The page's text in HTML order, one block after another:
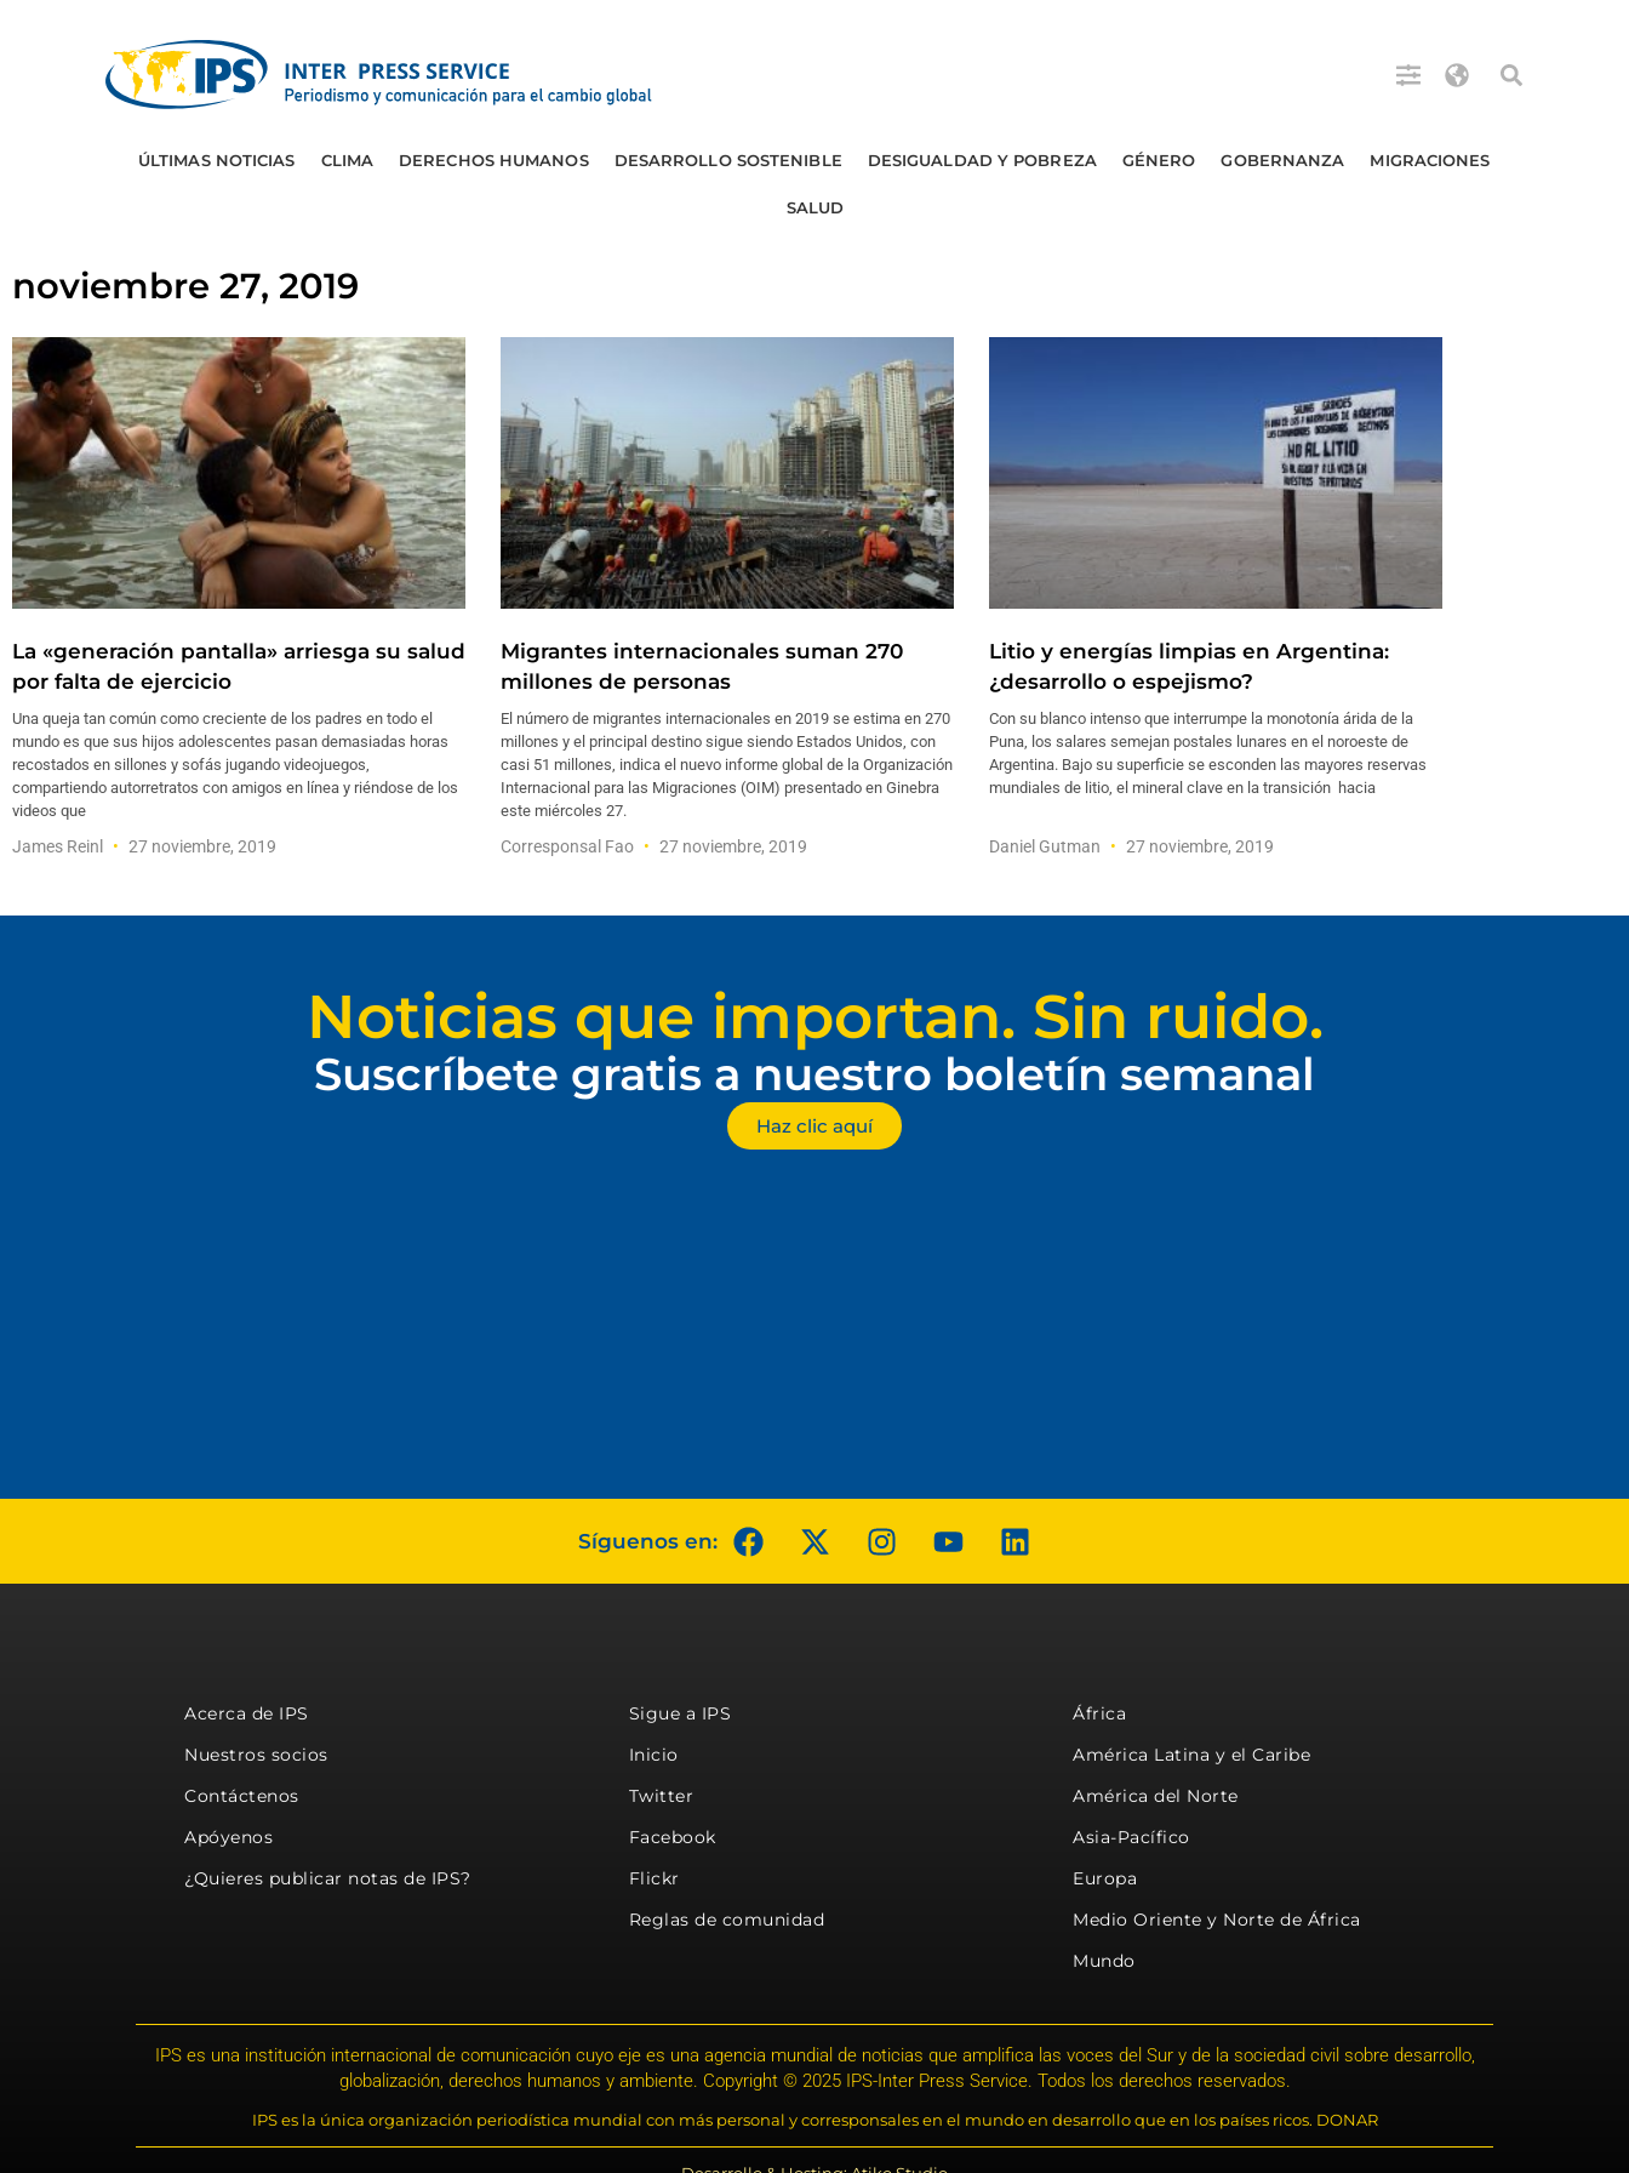
ÚLTIMAS NOTICIAS CLIMA DERECHOS HUMANOS DESARROLLO SOSTENIBLE DESIGUALDAD Y POBREZA GÉNERO GOBERNANZA MIGRACIONES
SALUD
noviembre 27, 2019
La «generación pantalla» arriesga su salud
por falta de ejercicio
Una queja tan común como creciente de los padres en todo el
mundo es que sus hijos adolescentes pasan demasiadas horas
recostados en sillones y sofás jugando videojuegos,
compartiendo autorretratos con amigos en línea y riéndose de los
videos que
James Reinl 27 noviembre, 2019
Migrantes internacionales suman 270
millones de personas
El número de migrantes internacionales en 2019 se estima en 270
millones y el principal destino sigue siendo Estados Unidos, con
casi 51 millones, indica el nuevo informe global de la Organización
Internacional para las Migraciones (OIM) presentado en Ginebra
este miércoles 27.
Corresponsal Fao 27 noviembre, 2019
Litio y energías limpias en Argentina:
¿desarrollo o espejismo?
Con su blanco intenso que interrumpe la monotonía árida de la
Puna, los salares semejan postales lunares en el noroeste de
Argentina. Bajo su superficie se esconden las mayores reservas
mundiales de litio, el mineral clave en la transición hacia
Daniel Gutman 27 noviembre, 2019
Noticias que importan. Sin ruido.
Suscríbete gratis a nuestro boletín semanal
Haz clic aquí
Síguenos en:
Acerca de IPS
Nuestros socios
Contáctenos
Apóyenos
¿Quieres publicar notas de IPS?
Sigue a IPS
Inicio
Twitter
Facebook
Flickr
Reglas de comunidad
África
América Latina y el Caribe
América del Norte
Asia-Pacífico
Europa
Medio Oriente y Norte de África
Mundo
IPS es una institución internacional de comunicación cuyo eje es una agencia mundial de noticias que amplifica las voces del Sur y de la sociedad civil sobre desarrollo,
globalización, derechos humanos y ambiente. Copyright © 2025 IPS-Inter Press Service. Todos los derechos reservados.
IPS es la única organización periodística mundial con más personal y corresponsales en el mundo en desarrollo que en los países ricos. DONAR